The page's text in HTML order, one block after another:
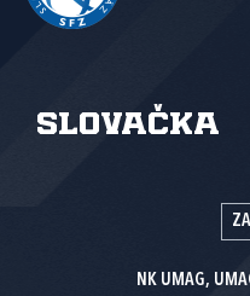
Slovačka
NK UMAG,